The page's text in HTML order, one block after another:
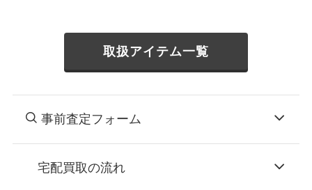
取扱アイテム一覧
事前査定フォーム
宅配買取の流れ